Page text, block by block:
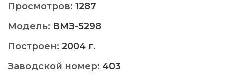
Просмотров: 1287
Модель: ВМЗ-5298
Построен: 2004 г.
Заводской номер: 403